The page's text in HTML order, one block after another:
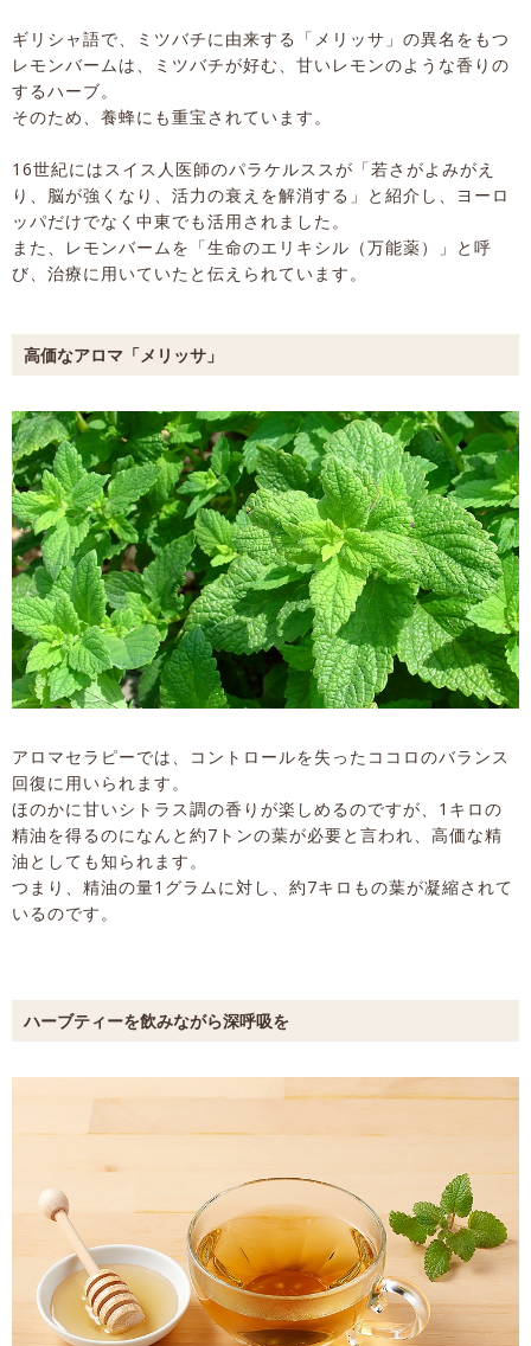
ギリシャ語で、ミツバチに由来する「メリッサ」の異名をもつ
レモンバームは、ミツバチが好む、甘いレモンのような香りの
するハーブ。
そのため、養蜂にも重宝されています。
16世紀にはスイス人医師のパラケルススが「若さがよみがえ
り、脳が強くなり、活力の衰えを解消する」と紹介し、ヨーロ
ッパだけでなく中東でも活用されました。
また、レモンバームを「生命のエリキシル（万能薬）」と呼
び、治療に用いていたと伝えられています。
高価なアロマ「メリッサ」
アロマセラピーでは、コントロールを失ったココロのバランス
回復に用いられます。
ほのかに甘いシトラス調の香りが楽しめるのですが、1キロの
精油を得るのになんと約7トンの葉が必要と言われ、高価な精
油としても知られます。
つまり、精油の量1グラムに対し、約7キロもの葉が凝縮されて
いるのです。
ハーブティーを飲みながら深呼吸を